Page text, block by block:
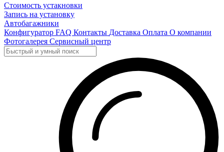
Стоимость устакновки
Запись на установку
Автобагажники
Конфигуратор FAQ Контакты Доставка Оплата О компании
Фотогалерея Сервисный центр